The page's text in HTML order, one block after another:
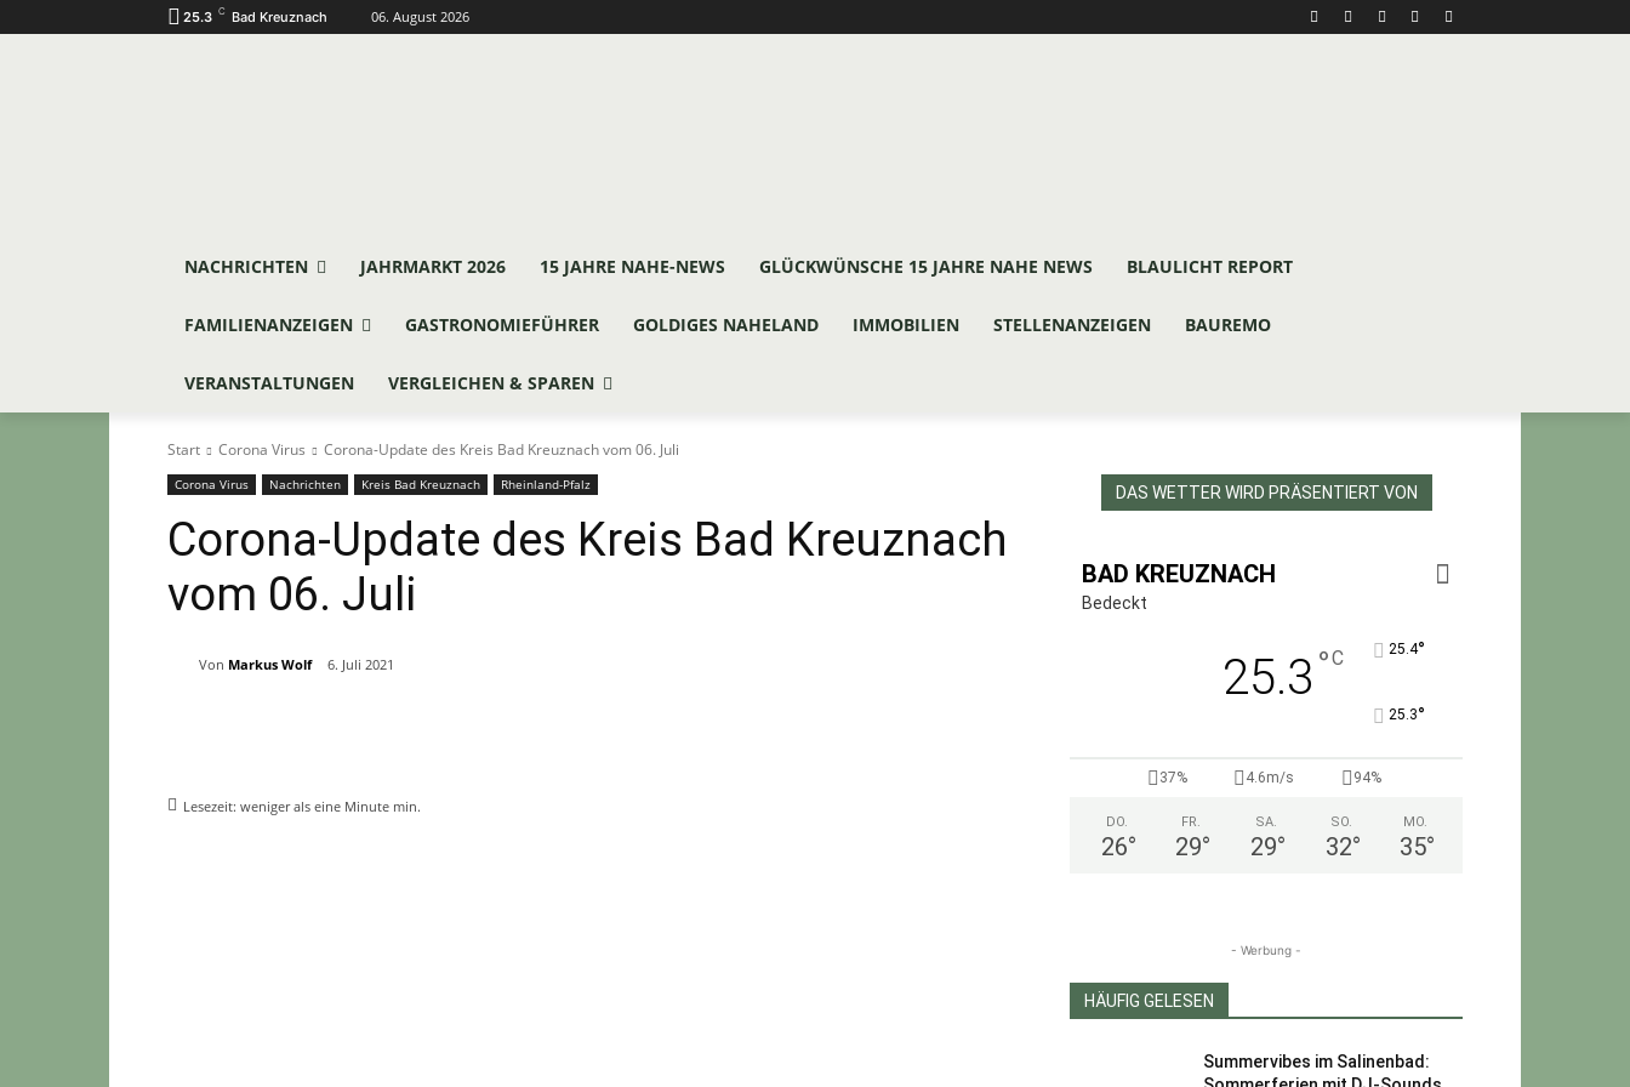
25.3 C Bad Kreuznach 06. August 2026
NACHRICHTEN JAHRMARKT 2026 15 JAHRE NAHE-NEWS GLÜCKWÜNSCHE 15 JAHRE NAHE NEWS BLAULICHT REPORT
FAMILIENANZEIGEN GASTRONOMIEFÜHRER GOLDIGES NAHELAND IMMOBILIEN STELLENANZEIGEN BAUREMO
VERANSTALTUNGEN VERGLEICHEN & SPAREN
Start Corona Virus Corona-Update des Kreis Bad Kreuznach vom 06. Juli
Corona Virus Nachrichten Kreis Bad Kreuznach Rheinland-Pfalz
Corona-Update des Kreis Bad Kreuznach
vom 06. Juli
Von Markus Wolf 6. Juli 2021
Lesezeit: weniger als eine Minute min.
DAS WETTER WIRD PRÄSENTIERT VON
BAD KREUZNACH
Bedeckt
25.3 °C 25.4°
25.3°
37% 4.6m/s 94%
DO.
26°
FR.
29°
SA.
29°
SO.
32°
MO.
35°
- Werbung -
HÄUFIG GELESEN
Summervibes im Salinenbad: